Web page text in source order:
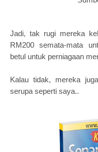
Jadi, tak rugi mereka
RM200 semata-mata
betul untuk perniagaan
Kalau tidak, mereka
serupa seperti saya..